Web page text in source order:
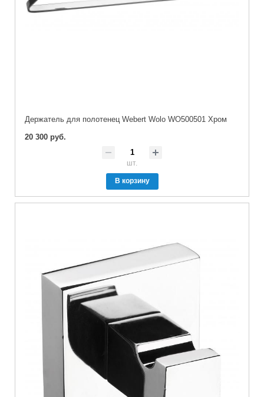
Держатель для полотенец Webert Wolo WO500501 Хром
20 300 руб.
шт.
В корзину